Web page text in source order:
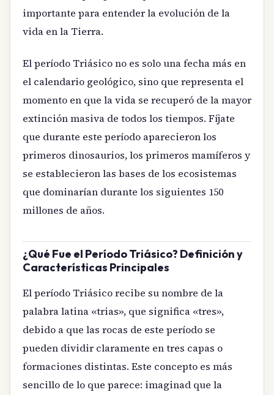
importante para entender la evolución de la
vida en la Tierra.
El período Triásico no es solo una fecha más en
el calendario geológico, sino que representa el
momento en que la vida se recuperó de la mayor
extinción masiva de todos los tiempos. Fíjate
que durante este período aparecieron los
primeros dinosaurios, los primeros mamíferos y
se establecieron las bases de los ecosistemas
que dominarían durante los siguientes 150
millones de años.
¿Qué Fue el Período Triásico? Definición y
Características Principales
El período Triásico recibe su nombre de la
palabra latina «trias», que significa «tres»,
debido a que las rocas de este período se
pueden dividir claramente en tres capas o
formaciones distintas. Este concepto es más
sencillo de lo que parece: imaginad que la